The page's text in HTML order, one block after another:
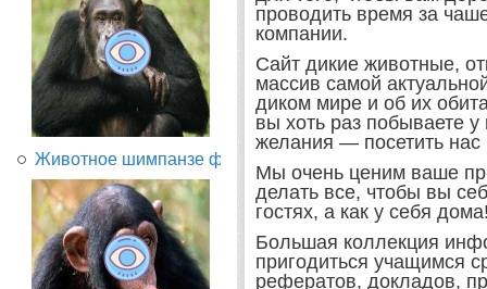
Животное шимпанзе фото...
проводить время за
компании.
Сайт дикие животные,
массив самой
диком мире и об их
вы хоть раз побываете у
желания — посетить нас
Мы очень ценим ваше
делать все, чтобы вы
гостях, а как у себя
Большая коллекция
пригодиться учащимся
рефератов, докладов,